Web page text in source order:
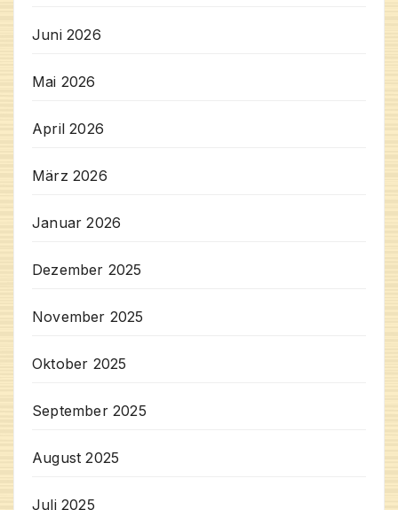
Juni 2026
Mai 2026
April 2026
März 2026
Januar 2026
Dezember 2025
November 2025
Oktober 2025
September 2025
August 2025
Juli 2025